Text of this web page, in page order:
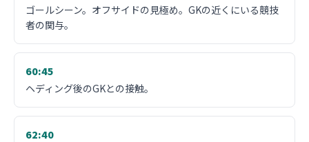
ゴールシーン。オフサイドの見極め。GKの近くにいる競技
者の関与。
60:45
ヘディング後のGKとの接触。
62:40